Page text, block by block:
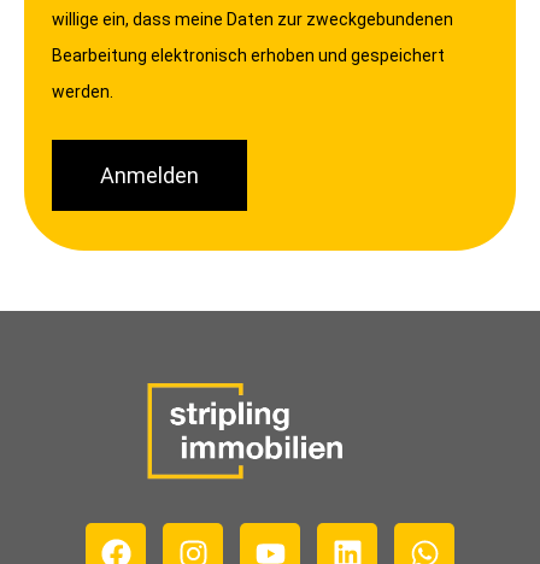
willige ein, dass meine Daten zur zweckgebundenen
Bearbeitung elektronisch erhoben und gespeichert
werden.
Anmelden